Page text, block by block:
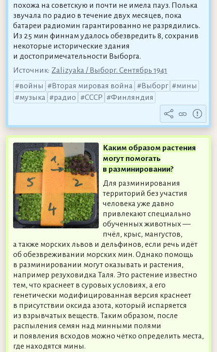
похожа на советскую и почти не имела пауз. Полька
звучала по радио в течение двух месяцев, пока
батареи радиомин гарантированно не разрядились.
Из 25 мин финнам удалось обезвредить 8, сохранив
некоторые исторические здания
и достопримечательности Выборга.
Источник: Zalizyaka / Выборг. Сентябрь 1941
войны
Вторая мировая война Выборг
мины
музыка
радио СССР Финляндия
Каким образом растения
могут помогать
в разминировании?
Для разминирования
территорий без участия
человека уже давно
привлекают специально
обученных животных —
пчёл, крыс, мангустов,
а также морских львов и дельфинов, если речь идёт
об обезвреживании морских мин. Однако помощь
в разминировании могут оказывать и растения,
например резуховидка Таля. Это растение известно
тем, что краснеет в суровых условиях, а его
генетически модифицированная версия краснеет
в присутствии оксида азота, который испаряется
из взрывчатых веществ. Таким образом, после
распыления семян над минными полями
и появления всходов можно чётко определить места,
где находятся мины.